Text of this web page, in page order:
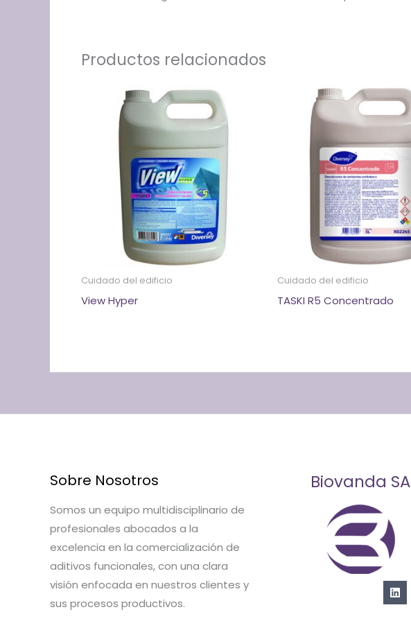
Productos relacionados
Cuidado del edificio
View Hyper
Cuidado del edificio
TASKI R5 Concentrado
Sobre Nosotros
Somos un equipo multidisciplinario de
profesionales abocados a la
excelencia en la comercialización de
aditivos funcionales, con una clara
visión enfocada en nuestros clientes y
sus procesos productivos.
Biovanda SA